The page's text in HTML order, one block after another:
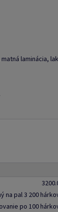
laminácia,
na pal 3 200
po 100